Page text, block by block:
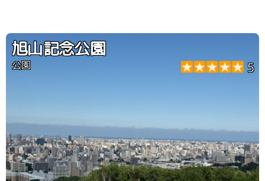
旭山記念公園
公園 5